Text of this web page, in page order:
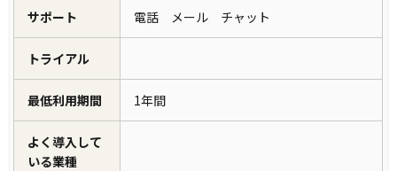
サポート 電話 メール チャット
トライアル
最低利用期間 1年間
よく導入して
いる業種